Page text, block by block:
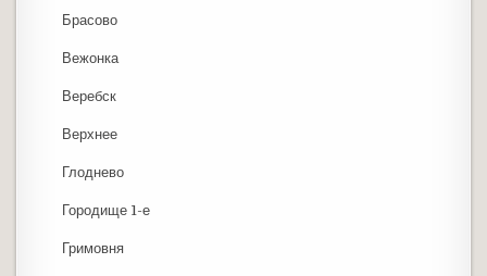
Брасово
Вежонка
Веребск
Верхнее
Глоднево
Городище 1-е
Гримовня